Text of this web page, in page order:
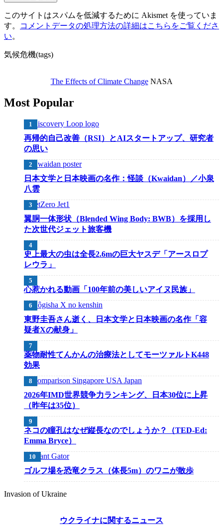
このサイトはスパムを低減するために Akismet を使っていま
す。
コメントデータの処理方法の詳細はこちらをご覧くださ
い。
気候危機(tags)
The Effects of Climate ChangeNASA
Most Popular
再帰的自己改善（RSI）とAIスタートアップ、研究者
の思い
日本文学と日本映画の名作：怪談（Kwaidan）／小泉
八雲
翼胴一体形状（Blended Wing Body: BWB）を採用し
た次世代ジェット旅客機
史上最大の虫は全長2.6mの巨大ヤスデ「アースロプ
レウラ」
心惹かれる動画「100年前の美しいアイヌ民族」
東野圭吾さん逝く、日本文学と日本映画の名作「容
疑者Xの献身」
薬物耐性てんかんの治療法としてモーツァルトK448
効果
2026年IMD世界競争力ランキング、日本30位に上昇
（昨年は35位）
ネコの瞳孔はなぜ縦長なのでしょうか？（TED-Ed:
Emma Bryce）
ゴルフ場を恐竜クラス（体長5m）のワニが散歩
Invasion of Ukraine
ウクライナに関するニュース